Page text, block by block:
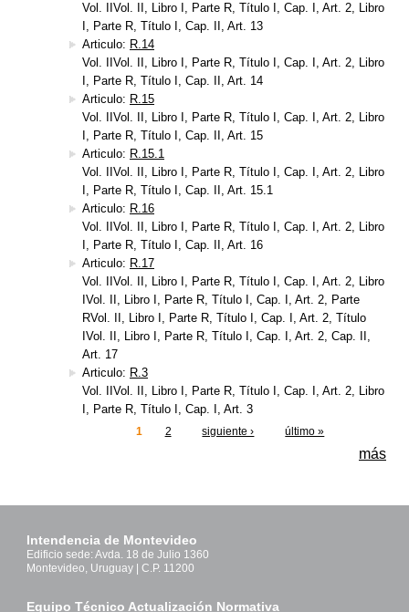
Vol. IIVol. II, Libro I, Parte R, Título I, Cap. I, Art. 2, Libro
I, Parte R, Título I, Cap. II, Art. 13
Articulo: R.14
Vol. IIVol. II, Libro I, Parte R, Título I, Cap. I, Art. 2, Libro
I, Parte R, Título I, Cap. II, Art. 14
Articulo: R.15
Vol. IIVol. II, Libro I, Parte R, Título I, Cap. I, Art. 2, Libro
I, Parte R, Título I, Cap. II, Art. 15
Articulo: R.15.1
Vol. IIVol. II, Libro I, Parte R, Título I, Cap. I, Art. 2, Libro
I, Parte R, Título I, Cap. II, Art. 15.1
Articulo: R.16
Vol. IIVol. II, Libro I, Parte R, Título I, Cap. I, Art. 2, Libro
I, Parte R, Título I, Cap. II, Art. 16
Articulo: R.17
Vol. IIVol. II, Libro I, Parte R, Título I, Cap. I, Art. 2, Libro
IVol. II, Libro I, Parte R, Título I, Cap. I, Art. 2, Parte
RVol. II, Libro I, Parte R, Título I, Cap. I, Art. 2, Título
IVol. II, Libro I, Parte R, Título I, Cap. I, Art. 2, Cap. II,
Art. 17
Articulo: R.3
Vol. IIVol. II, Libro I, Parte R, Título I, Cap. I, Art. 2, Libro
I, Parte R, Título I, Cap. I, Art. 3
1 2 siguiente › último »
más
Intendencia de Montevideo
Edificio sede: Avda. 18 de Julio 1360
Montevideo, Uruguay | C.P. 11200
Equipo Técnico Actualización Normativa